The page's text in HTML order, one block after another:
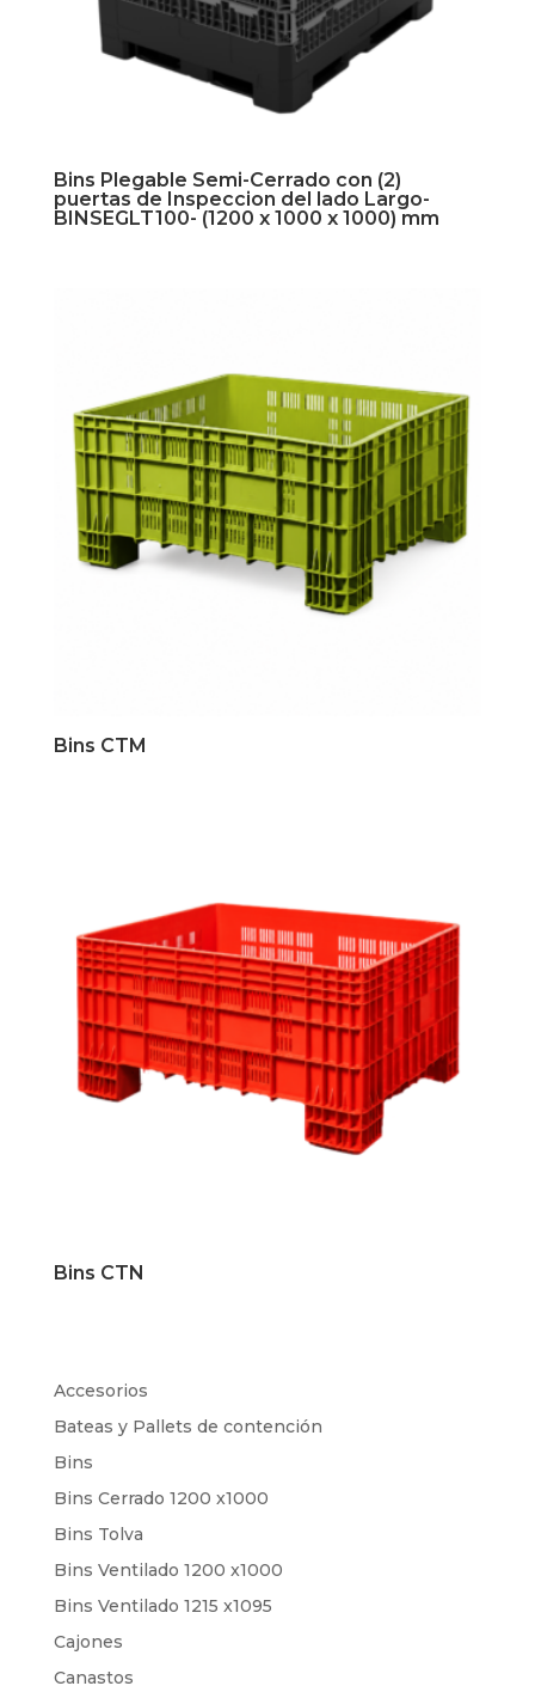
Bins Plegable Semi-Cerrado con (2)
puertas de Inspeccion del lado Largo-
BINSEGLT100- (1200 x 1000 x 1000) mm
Bins CTM
Bins CTN
Accesorios
Bateas y Pallets de contención
Bins
Bins Cerrado 1200 x1000
Bins Tolva
Bins Ventilado 1200 x1000
Bins Ventilado 1215 x1095
Cajones
Canastos